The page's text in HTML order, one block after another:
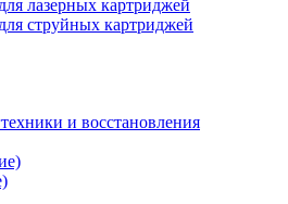
лазерных картриджей
струйных картриджей
и восстановления